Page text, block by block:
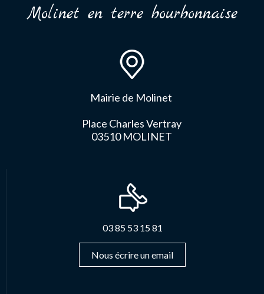
Molinet en terre bourbonnaise
Mairie de Molinet
Place Charles Vertray
03510 MOLINET
03 85 53 15 81
Nous écrire un email